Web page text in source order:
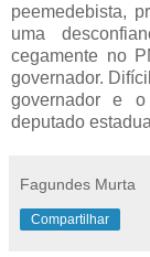
peemedebista,
uma
cegamente no
governador.
governador e
deputado
Fagundes Murta
Compartilhar